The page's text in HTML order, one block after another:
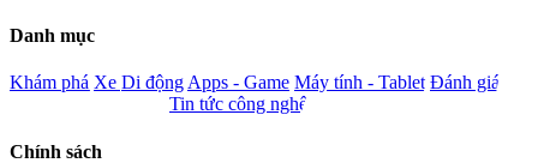
Danh mục
Khám phá Xe Di độngApps - Game Máy tính - Tablet Đánh giá
Tin tức công nghệ
Chính sách